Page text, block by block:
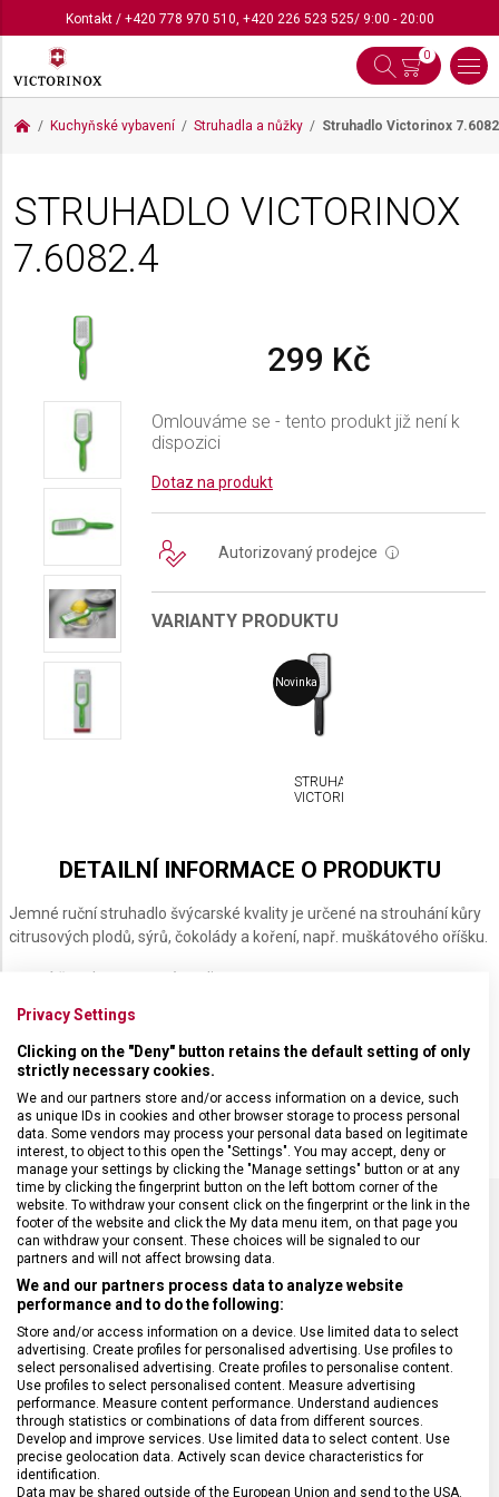
Kontakt/ +420 778 970 510, +420 226 523 525/ 9:00 - 20:00
0
Kuchyňské vybavení Struhadla a nůžky Struhadlo Victorinox
STRUHADLO VICTORINOX
7.6082.4
299 Kč
Omlouváme se - tento produkt již není k
dispozici
Dotaz na produkt
Autorizovaný prodejce i
VARIANTY PRODUKTU
Novinka
STRUHADLO
VICTORINOX
DETAILNÍ INFORMACE O PRODUKTU
Jemné ruční struhadlo švýcarské kvality je určené na strouhání kůry
citrusových plodů, sýrů, čokolády a koření, např. muškátového oříšku.
• ostrá čepel z nerezové oceli
• s chráničem čepele pro bezpečné skladování
• rozměr 262 x 67 x 27 mm
• protiskluzové
• vhodné pro mytí v myčce
SPECIFIKACE PRODUKTU
DRUH ZBOŽÍ Kuchyňské vybavení
ZÁRUKA 24 měsíců
HMOTNOST
Privacy Settings
Clicking on the "Deny" button retains the default setting of only
strictly necessary cookies.
We and our partners store and/or access information on a device, such
as unique IDs in cookies and other browser storage to process personal
data. Some vendors may process your personal data based on legitimate
interest, to object to this open the "Settings". You may accept, deny or
manage your settings by clicking the "Manage settings" button or at any
time by clicking the fingerprint button on the left bottom corner of the
website. To withdraw your consent click on the fingerprint or the link in the
footer of the website and click the My data menu item, on that page you
can withdraw your consent. These choices will be signaled to our
partners and will not affect browsing data.
We and our partners process data to analyze website
performance and to do the following:
Store and/or access information on a device. Use limited data to select
advertising. Create profiles for personalised advertising. Use profiles to
select personalised advertising. Create profiles to personalise content.
Use profiles to select personalised content. Measure advertising
performance. Measure content performance. Understand audiences
through statistics or combinations of data from different sources.
Develop and improve services. Use limited data to select content. Use
precise geolocation data. Actively scan device characteristics for
identification.
Data may be shared outside of the European Union and send to the USA.